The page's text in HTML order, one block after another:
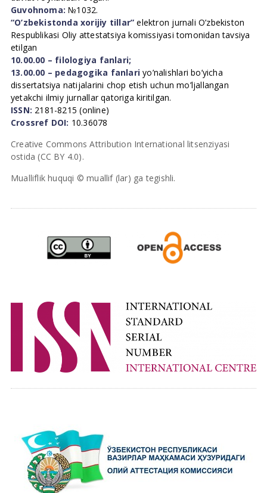
Guvohnoma: №1032.
“O’zbekistonda xorijiy tillar” elektron jurnali O’zbekiston
Respublikasi Oliy attestatsiya komissiyasi tomonidan tavsiya
etilgan
10.00.00 – filologiya fanlari;
13.00.00 – pedagogika fanlari yo’nalishlari bo’yicha
dissertatsiya natijalarini chop etish uchun mo’ljallangan
yetakchi ilmiy jurnallar qatoriga kiritilgan.
ISSN: 2181-8215 (online)
Crossref DOI: 10.36078
Creative Commons Attribution International litsenziyasi
ostida (CC BY 4.0).
Mualliflik huquqi © muallif (lar) ga tegishli.